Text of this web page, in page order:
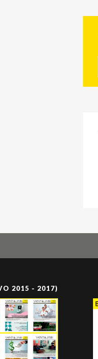
2015 - 2017)